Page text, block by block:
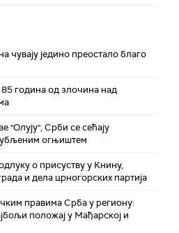
чувају једино преостало благо
година од злочина над
"Олују", Срби се сећају
огњиштем
о присуству у Книну,
и дела црногорских партија
правима Срба у региону:
положај у Мађарској и